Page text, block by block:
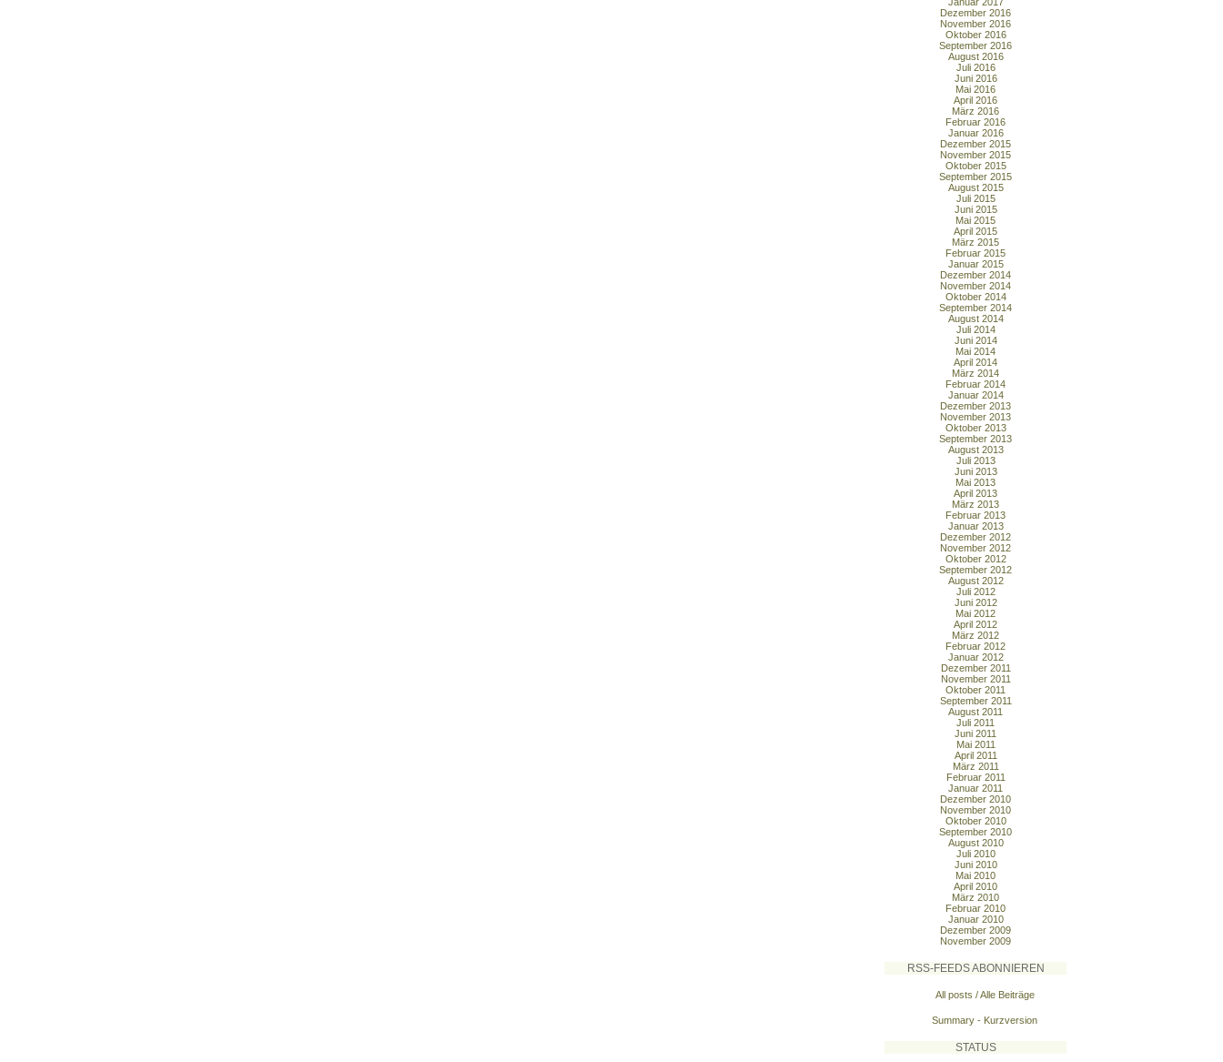
Dezember 2016
November 2016
Oktober 2016
September 2016
August 2016
Juli 2016
Juni 2016
Mai 2016
April 2016
März 2016
Februar 2016
Januar 2016
Dezember 2015
November 2015
Oktober 2015
September 2015
August 2015
Juli 2015
Juni 2015
Mai 2015
April 2015
März 2015
Februar 2015
Januar 2015
Dezember 2014
November 2014
Oktober 2014
September 2014
August 2014
Juli 2014
Juni 2014
Mai 2014
April 2014
März 2014
Februar 2014
Januar 2014
Dezember 2013
November 2013
Oktober 2013
September 2013
August 2013
Juli 2013
Juni 2013
Mai 2013
April 2013
März 2013
Februar 2013
Januar 2013
Dezember 2012
November 2012
Oktober 2012
September 2012
August 2012
Juli 2012
Juni 2012
Mai 2012
April 2012
März 2012
Februar 2012
Januar 2012
Dezember 2011
November 2011
Oktober 2011
September 2011
August 2011
Juli 2011
Juni 2011
Mai 2011
April 2011
März 2011
Februar 2011
Januar 2011
Dezember 2010
November 2010
Oktober 2010
September 2010
August 2010
Juli 2010
Juni 2010
Mai 2010
April 2010
März 2010
Februar 2010
Januar 2010
Dezember 2009
November 2009
RSS-FEEDS ABONNIEREN
All posts / Alle Beiträge
Summary - Kurzversion
STATUS